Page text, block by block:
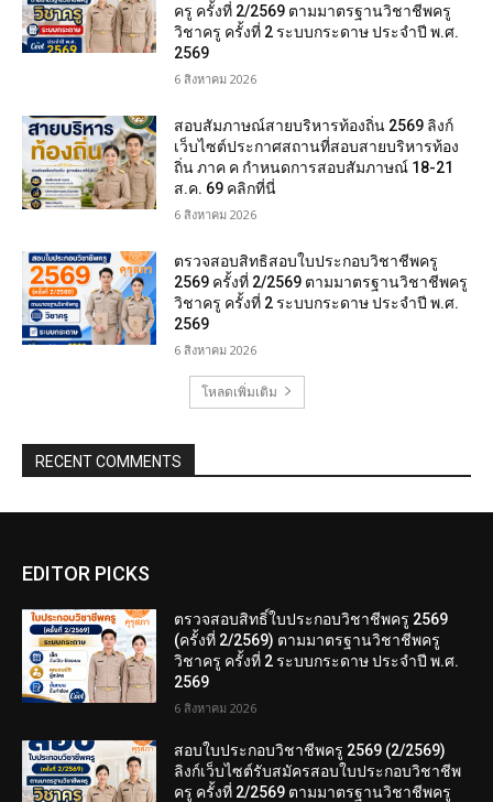
ครู ครั้งที่ 2/2569 ตามมาตรฐานวิชาชีพครู
วิชาครู ครั้งที่ 2 ระบบกระดาษ ประจำปี พ.ศ.
2569
6 สิงหาคม 2026
สอบสัมภาษณ์สายบริหารท้องถิ่น 2569 ลิงก์
เว็บไซต์ประกาศสถานที่สอบสายบริหารท้อง
ถิ่น ภาค ค กำหนดการสอบสัมภาษณ์ 18-21
ส.ค. 69 คลิกที่นี่
6 สิงหาคม 2026
ตรวจสอบสิทธิสอบใบประกอบวิชาชีพครู
2569 ครั้งที่ 2/2569 ตามมาตรฐานวิชาชีพครู
วิชาครู ครั้งที่ 2 ระบบกระดาษ ประจำปี พ.ศ.
2569
6 สิงหาคม 2026
โหลดเพิ่มเติม
RECENT COMMENTS
EDITOR PICKS
ตรวจสอบสิทธิ์ใบประกอบวิชาชีพครู 2569
(ครั้งที่ 2/2569) ตามมาตรฐานวิชาชีพครู
วิชาครู ครั้งที่ 2 ระบบกระดาษ ประจำปี พ.ศ.
2569
6 สิงหาคม 2026
สอบใบประกอบวิชาชีพครู 2569 (2/2569)
ลิงก์เว็บไซต์รับสมัครสอบใบประกอบวิชาชีพ
ครู ครั้งที่ 2/2569 ตามมาตรฐานวิชาชีพครู